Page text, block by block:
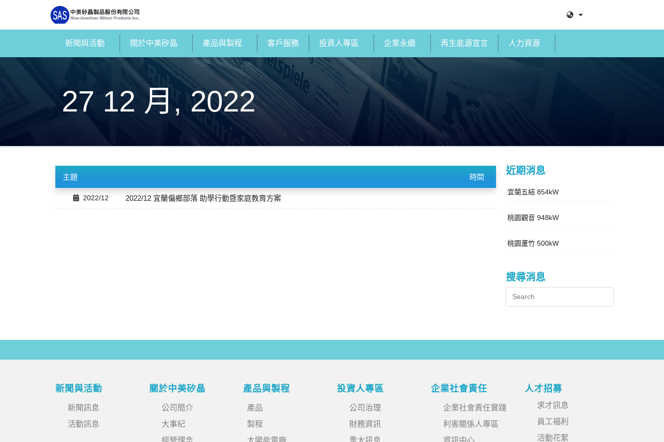
新聞與活動 關於中美矽晶 產品與製程 客戶服務 投資人專區 企業永續 再生能源宣言 人力資源
27 12 月, 2022
主題 時間
2022/12 2022/12 宜蘭偏鄉部落 助學行動暨家庭教育方案
近期消息
宜蘭五結 854kW
桃園觀音 948kW
桃園蘆竹 500kW
搜尋消息
新聞與活動
新聞訊息
活動訊息
關於中美矽晶
公司簡介
大事紀
經營理念
產品與製程
產品
製程
太陽能電廠
投資人專區
公司治理
財務資訊
重大訊息
企業社會責任
企業社會責任實踐
利害關係人專區
資訊中心
人才招募
求才訊息
員工福利
活動花絮